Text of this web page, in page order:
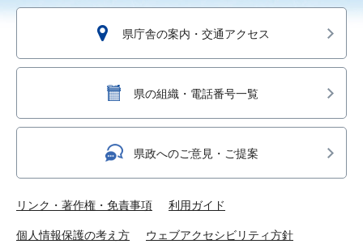
県庁舎の案内・交通アクセス
県の組織・電話番号一覧
県政へのご意見・ご提案
リンク・著作権・免責事項 利用ガイド
個人情報保護の考え方 ウェブアクセシビリティ方針